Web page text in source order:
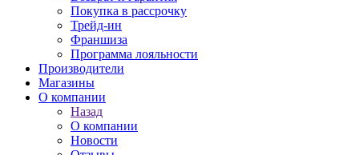
Покупка в рассрочку
Трейд-ин
Франшиза
Программа лояльности
Производители
Магазины
О компании
Назад
О компании
Новости